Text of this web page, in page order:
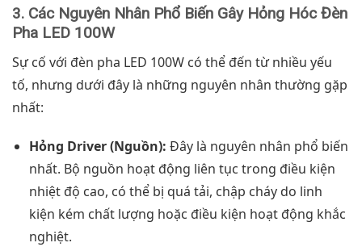
3. Các Nguyên Nhân Phổ Biến Gây Hỏng Hóc Đèn
Pha LED 100W
Sự cố với đèn pha LED 100W có thể đến từ nhiều yếu
tố, nhưng dưới đây là những nguyên nhân thường gặp
nhất:
Hỏng Driver (Nguồn): Đây là nguyên nhân phổ biến
nhất. Bộ nguồn hoạt động liên tục trong điều kiện
nhiệt độ cao, có thể bị quá tải, chập cháy do linh
kiện kém chất lượng hoặc điều kiện hoạt động khắc
nghiệt.